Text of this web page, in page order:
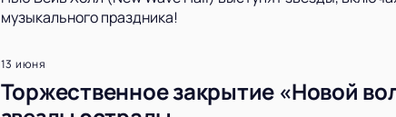
музыкального праздника!
13 июня
Торжественное закрытие «Новой